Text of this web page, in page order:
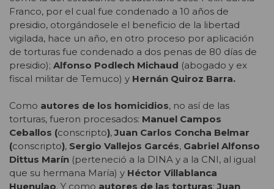
Franco, por el cual fue condenado a 10 años de
presidio, otorgándosele el beneficio de la libertad
vigilada, hace un año, en otro proceso por aplicación
de torturas fue condenado a dos penas de 80 días de
presidio); Alfonso Podlech Michaud (abogado y ex
fiscal militar de Temuco) y Hernán Quiroz Barra.
Como autores de los homicidios, no así de las
torturas, fueron procesados: Manuel Campos
Ceballos (conscripto),Juan Carlos Concha Belmar
(conscripto), Sergio Vallejos Garcés, Gabriel Alfonso
Dittus Marín (perteneció a la DINA y a la CNI, al igual
que su hermana María) y Héctor Villablanca
Huenulao. Y como autores de las torturas:Juan